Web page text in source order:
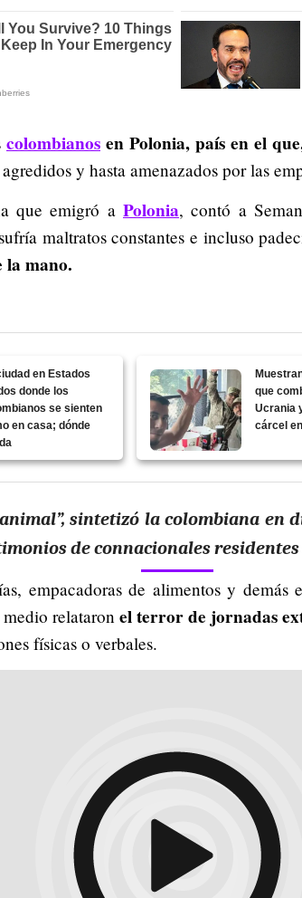
colombianos en Polonia, país en el
y hasta amenazados por las
que emigró a Polonia, contó a
maltratos constantes e incluso
la mano.
en Estados
donde los
se sienten
en casa; dónde
que
Ucrania
cárcel
sintetizó la colombiana en
de connacionales residentes
empacadoras de alimentos y demás
relataronel terror de jornadas
físicas o verbales.